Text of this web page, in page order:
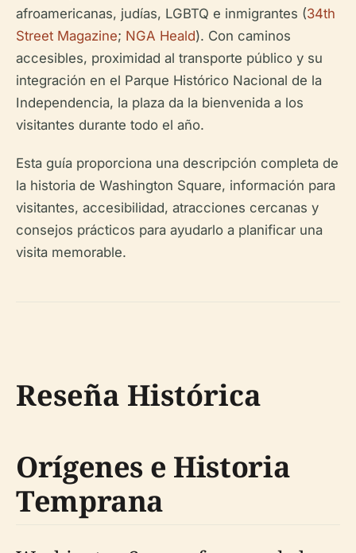
afroamericanas, judías, LGBTQ e inmigrantes (34th
Street Magazine; NGA Heald). Con caminos
accesibles, proximidad al transporte público y su
integración en el Parque Histórico Nacional de la
Independencia, la plaza da la bienvenida a los
visitantes durante todo el año.
Esta guía proporciona una descripción completa de
la historia de Washington Square, información para
visitantes, accesibilidad, atracciones cercanas y
consejos prácticos para ayudarlo a planificar una
visita memorable.
Reseña Histórica
Orígenes e Historia
Temprana